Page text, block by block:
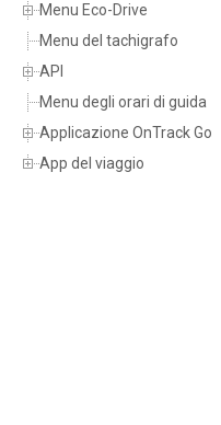
Menu Eco-Drive
Menu del tachigrafo
API
Menu degli orari di guida
Applicazione OnTrack Go
App del viaggio